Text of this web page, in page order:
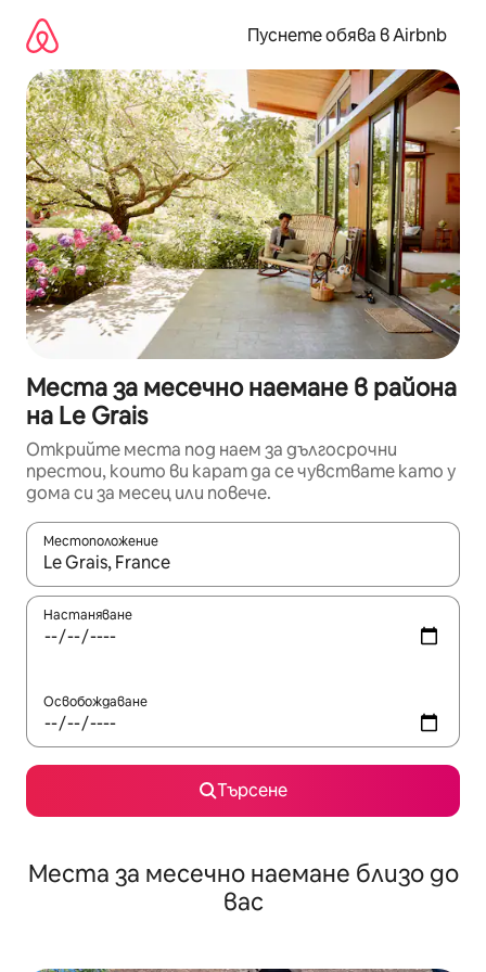
съдържанието
Пуснете обява в Airbnb
Места за месечно наемане в района
на Le Grais
Открийте места под наем за дългосрочни
престои, които ви карат да се чувствате като у
дома си за месец или повече.
Местоположение
Когато резултатите се покажат, използвайте
Настаняване
Освобождаване
Търсене
Места за месечно наемане близо до
вас